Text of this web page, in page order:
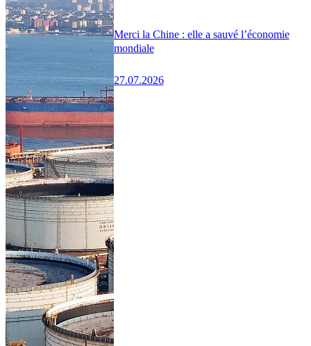
Merci la Chine : elle a sauvé l’économie
mondiale
27.07.2026